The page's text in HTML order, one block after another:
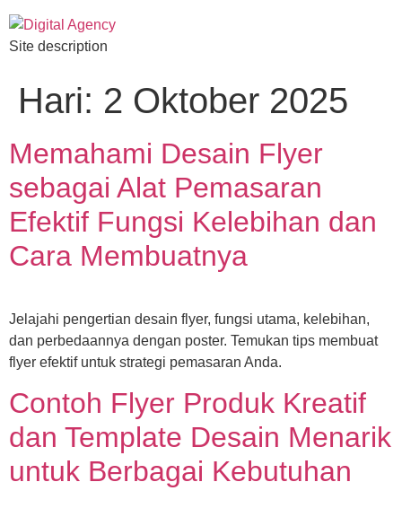
Site description
Hari: 2 Oktober 2025
Memahami Desain Flyer
sebagai Alat Pemasaran
Efektif Fungsi Kelebihan dan
Cara Membuatnya
Jelajahi pengertian desain flyer, fungsi utama, kelebihan,
dan perbedaannya dengan poster. Temukan tips membuat
flyer efektif untuk strategi pemasaran Anda.
Contoh Flyer Produk Kreatif
dan Template Desain Menarik
untuk Berbagai Kebutuhan